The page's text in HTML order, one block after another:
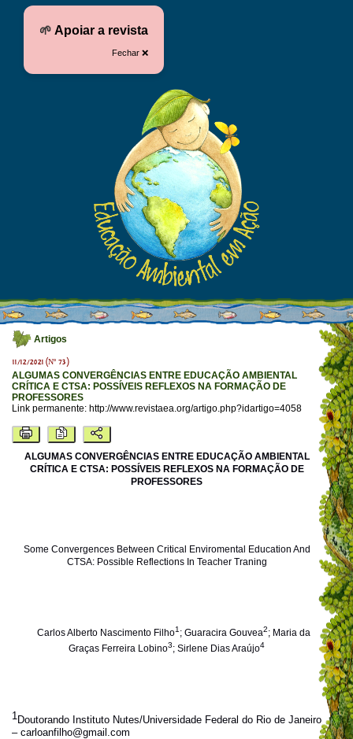
🌱 Apoiar a revista
Fechar ❌
Artigos
11/12/2021 (Nº 73)
ALGUMAS CONVERGÊNCIAS ENTRE EDUCAÇÃO AMBIENTAL
CRÍTICA E CTSA: POSSÍVEIS REFLEXOS NA FORMAÇÃO DE
PROFESSORES
Link permanente: http://www.revistaea.org/artigo.php?idartigo=4058
ALGUMAS CONVERGÊNCIAS ENTRE EDUCAÇÃO AMBIENTAL
CRÍTICA E CTSA: POSSÍVEIS REFLEXOS NA FORMAÇÃO DE
PROFESSORES
Some Convergences Between Critical Enviromental Education And
CTSA: Possible Reflections In Teacher Traning
Carlos Alberto Nascimento Filho1 ; Guaracira Gouvea2; Maria da
Graças Ferreira Lobino3; Sirlene Dias Araújo4
1 Doutorando Instituto Nutes/Universidade Federal do Rio de Janeiro
– carloanfilho@gmail.com